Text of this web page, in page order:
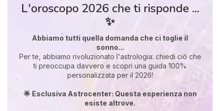
L'oroscopo 2026 che ti risponde ...
✨
Abbiamo tutti quella domanda che ci toglie il
sonno...
Per te, abbiamo rivoluzionato l'astrologia: chiedi ciò che
ti preoccupa davvero e scopri una guida 100%
personalizzata per il 2026!
🌟 Esclusiva Astrocenter: Questa esperienza non
esiste altrove.